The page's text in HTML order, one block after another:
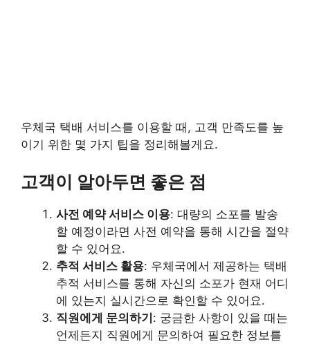
우체국 택배 서비스를 이용할 때, 고객 만족도를 높
이기 위한 몇 가지 팁을 정리해볼게요.
고객이 알아두면 좋은 점
사전 예약 서비스 이용: 대량의 소포를 발송
할 예정이라면 사전 예약을 통해 시간을 절약
할 수 있어요.
추적 서비스 활용: 우체국에서 제공하는 택배
추적 서비스를 통해 자신의 소포가 현재 어디
에 있는지 실시간으로 확인할 수 있어요.
직원에게 문의하기: 궁금한 사항이 있을 때는
언제든지 직원에게 문의하여 필요한 정보를